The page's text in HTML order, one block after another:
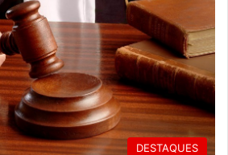
DESTAQUES